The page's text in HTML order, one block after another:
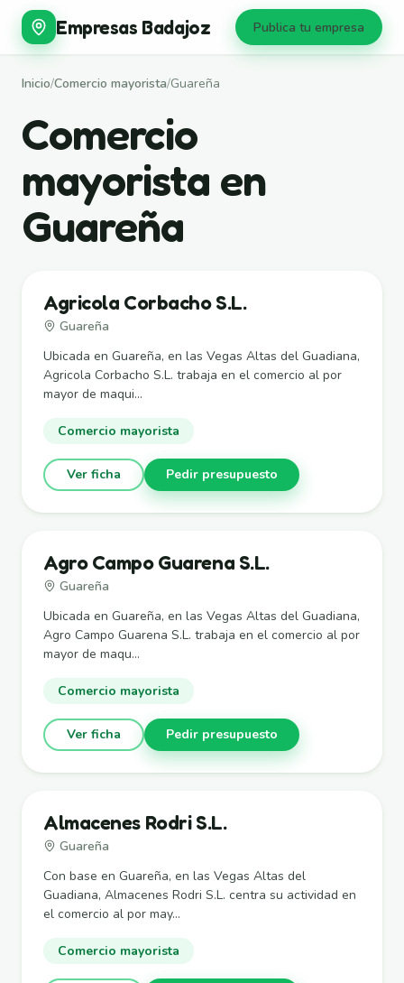
Empresas Badajoz Publica tu empresa
Inicio/Comercio mayorista/Guareña
Comercio
mayorista en
Guareña
Agricola Corbacho S.L.
Guareña
Ubicada en Guareña, en las Vegas Altas del Guadiana,
Agricola Corbacho S.L. trabaja en el comercio al por
mayor de maqui...
Comercio mayorista
Ver ficha Pedir presupuesto
Agro Campo Guarena S.L.
Guareña
Ubicada en Guareña, en las Vegas Altas del Guadiana,
Agro Campo Guarena S.L. trabaja en el comercio al por
mayor de maqu...
Comercio mayorista
Ver ficha Pedir presupuesto
Almacenes Rodri S.L.
Guareña
Con base en Guareña, en las Vegas Altas del
Guadiana, Almacenes Rodri S.L. centra su actividad en
el comercio al por may...
Comercio mayorista